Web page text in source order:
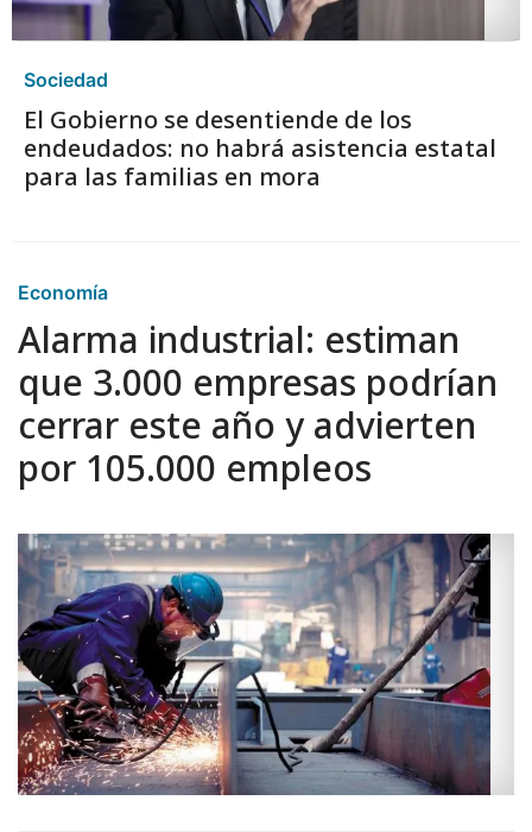
Sociedad
El Gobierno se desentiende de los
endeudados: no habrá asistencia estatal
para las familias en mora
Economía
Alarma industrial: estiman
que 3.000 empresas podrían
cerrar este año y advierten
por 105.000 empleos